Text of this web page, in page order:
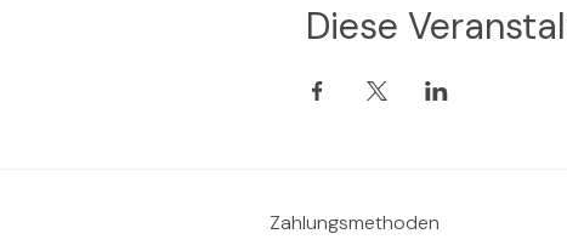
Diese
Zahlungsmethoden